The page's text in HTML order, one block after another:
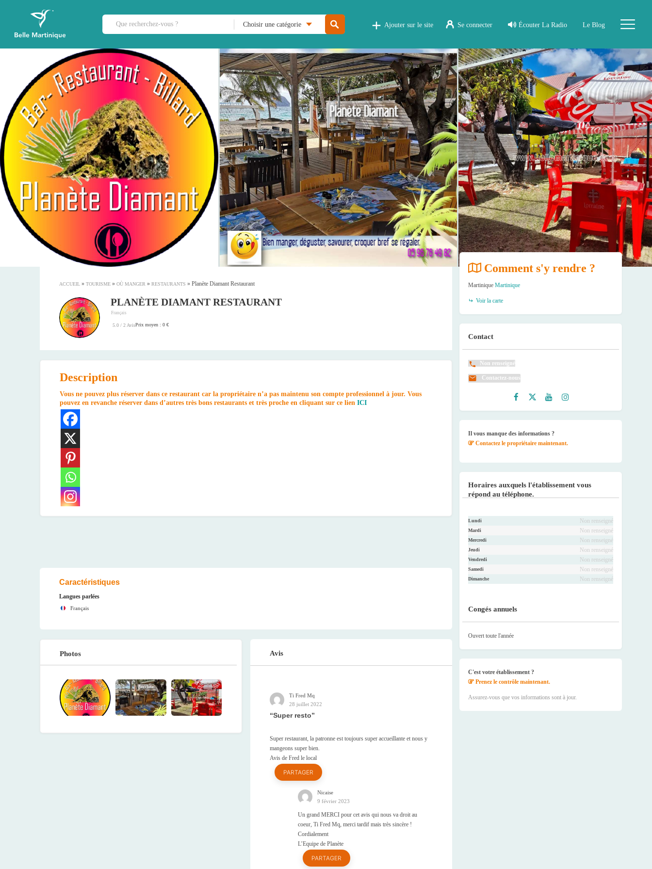
Choisir une catégorie Ajouter sur le site Se connecter Écouter La Radio Le Blog
ACCUEIL » TOURISME » OÙ MANGER » RESTAURANTS » Planète Diamant Restaurant
PLANÈTE DIAMANT RESTAURANT
Français
5.0 / 2 AvisPrix moyen : 0 €
Description
Vous ne pouvez plus réserver dans ce restaurant car la propriétaire n’a pas maintenu son compte professionnel à jour. Vous
pouvez en revanche réserver dans d’autres très bons restaurants et très proche en cliquant sur ce lien ICI
Caractéristiques
Langues parlées
Français
Photos Avis
Ti Fred Mq
28 juillet 2022
Super resto
Super restaurant, la patronne est toujours super accueillante et nous y
mangeons super bien.
Avis de Fred le local
PARTAGER
Nicaise
9 février 2023
Un grand MERCI pour cet avis qui nous va droit au
coeur, Ti Fred Mq, merci tardif mais très sincère !
Cordialement
L’Equipe de Planète
PARTAGER
Comment s'y rendre ?
Martinique Martinique
Voir la carte
Contact
Non renseigné
Contactez-nous
Il vous manque des informations ?
Contactez le propriétaire maintenant.
Horaires auxquels l'établissement vous
répond au téléphone.
Lundi Non renseigné
Mardi Non renseigné
Mercredi Non renseigné
Jeudi Non renseigné
Vendredi Non renseigné
Samedi Non renseigné
Dimanche Non renseigné
Congés annuels
Ouvert toute l'année
C'est votre établissement ?
Prenez le contrôle maintenant.
Assurez-vous que vos informations sont à jour.